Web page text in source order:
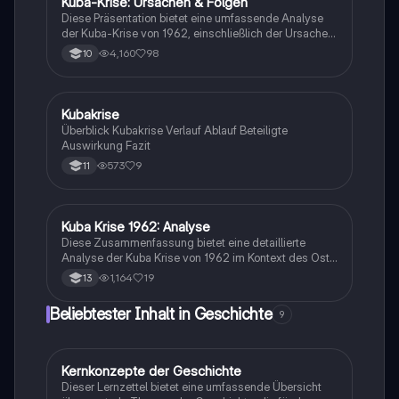
der Geschichte und Politikwissenschaft.
Diese Präsentation bietet eine umfassende Analyse
der Kuba-Krise von 1962, einschließlich der Ursachen,
des Ablaufs und der globalen Auswirkungen. Sie
vergleicht die Spannungen der Kuba-Krise mit dem
Ideal für Studierende der Geschichte und
Politikwissenschaft.
10 4,160 98
Geschichte
Kubakrise
Überblick Kubakrise Verlauf Ablauf Beteiligte
Auswirkung Fazit
11 573 9
Geschichte
Kuba Krise 1962: Analyse
Diese Zusammenfassung bietet eine detaillierte
Analyse der Kuba Krise von 1962 im Kontext des Ost-
West-Konflikts. Erfahren Sie mehr über die
Vorgeschichte, den Verlauf der Krise, die
Castro sowie die Auswirkungen auf den Kalten Krieg.
Schüler der Oberstufe zur Vorbereitung auf Klausuren.
13 1,164 19
Beliebtester Inhalt in Geschichte 9
Geschichte
Kernkonzepte der Geschichte
Dieser Lernzettel bietet eine umfassende Übersicht